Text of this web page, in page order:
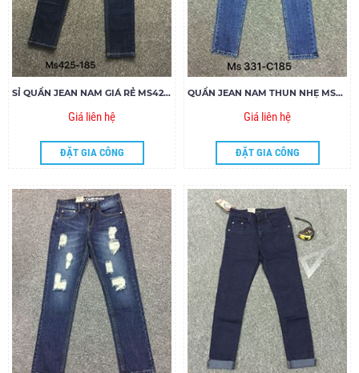
SỈ QUẦN JEAN NAM GIÁ RẺ MS425-G185
Giá liên hệ
ĐẶT GIA CÔNG
QUẦN JEAN NAM THUN NHẸ MS331-P185
Giá liên hệ
ĐẶT GIA CÔNG